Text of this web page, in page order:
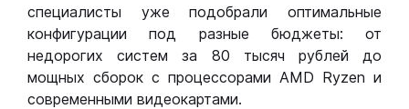
специалисты уже подобрали оптимальные
конфигурации под разные бюджеты: от
недорогих систем за 80 тысяч рублей до
мощных сборок с процессорами AMD Ryzen и
современными видеокартами.